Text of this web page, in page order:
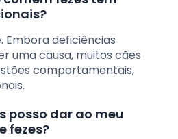
Embora deficiências
uma causa, muitos cães
comportamentais,
posso dar ao meu
fezes?